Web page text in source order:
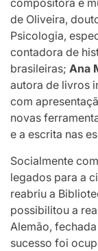
de Oliveira,
Psicologia,
contadora de
brasileiras; Ana
autora de livros
com
novas
e a escrita nas
Socialmente
legados para a
reabriu a
possibilitou a
Alemão,
sucesso foi